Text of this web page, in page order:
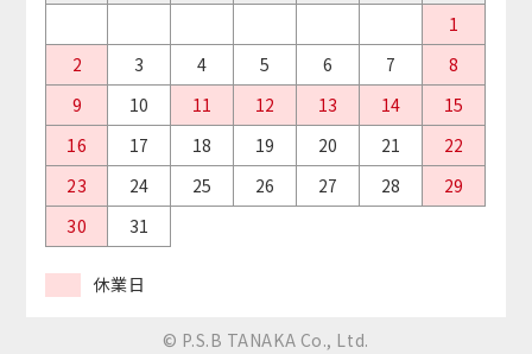
1
2
3 4 5 6 7
8
9
10 11 12 13 14
15
16
17 18 19 20 21
22
23
24 25 26 27 28
29
30
31
休業日
© P.S.B TANAKA Co., Ltd.